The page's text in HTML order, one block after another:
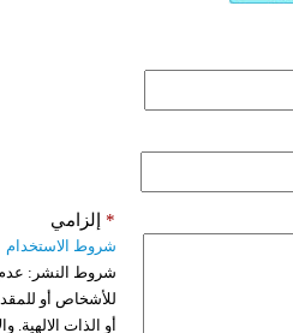
إلزامي *
شروط الاستخدام
شروط النشر:
للأشخاص أو
أو الذات الالهية.